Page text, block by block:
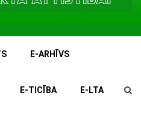
E-ARHĪVS
E-TICĪBA E-LTA